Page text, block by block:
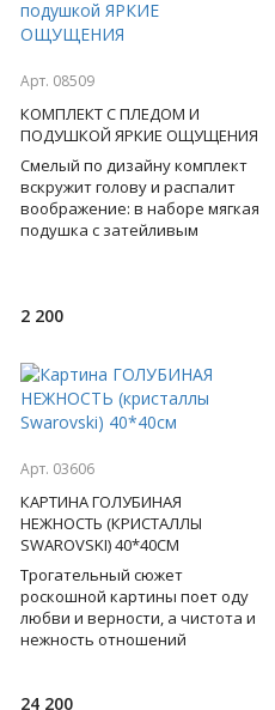
Арт. 08509
КОМПЛЕКТ С ПЛЕДОМ И
ПОДУШКОЙ ЯРКИЕ ОЩУЩЕНИЯ
Смелый по дизайну комплект
вскружит голову и распалит
воображение: в наборе мягкая
подушка с затейливым
2 200
Арт. 03606
КАРТИНА ГОЛУБИНАЯ
НЕЖНОСТЬ (КРИСТАЛЛЫ
SWAROVSKI) 40*40СМ
Трогательный сюжет
роскошной картины поет оду
любви и верности, а чистота и
нежность отношений
кристалл
24 200